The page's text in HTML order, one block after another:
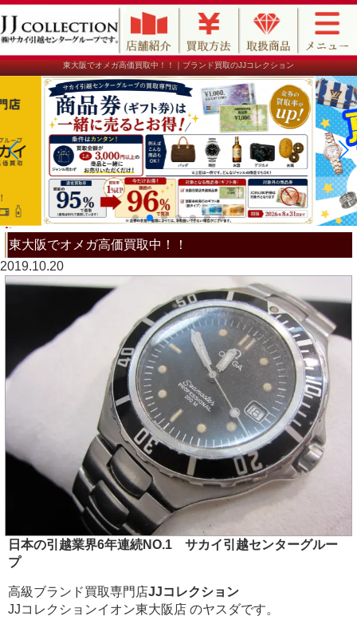
東大阪でオメガ高価買取中！！｜ブランド買取のJJコレクション
東大阪でオメガ高価買取中！！
2019.10.20
日本の引越業界6年連続NO.1 サカイ引越センターグルー
プ
高級ブランド買取専門店JJコレクション
JJコレクションイオン東大阪店 のヤスダです。